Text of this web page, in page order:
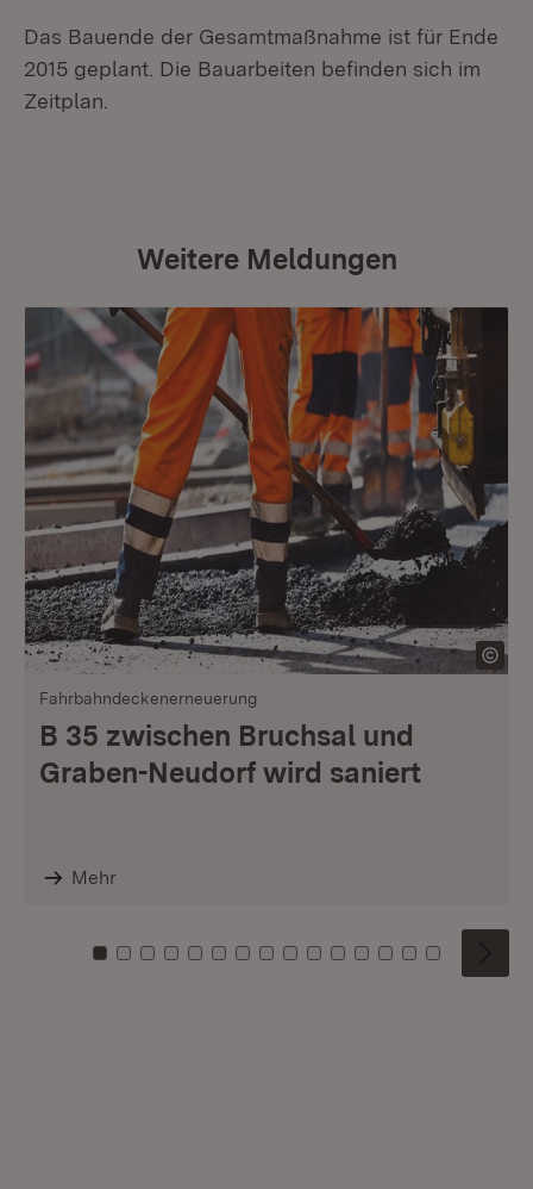
Das Bauende der Gesamtmaßnahme ist für Ende
2015 geplant. Die Bauarbeiten befinden sich im
Zeitplan.
Weitere Meldungen
Fahrbahndeckenerneuerung
B 35 zwischen Bruchsal und
Graben-Neudorf wird saniert
Mehr
Zu Kachel: 0
Zu Kachel: 1
Zu Kachel: 2
Zu Kachel: 3
Zu Kachel: 4
Zu Kachel: 5
Zu Kachel: 6
Zu Kachel: 7
Zu Kachel: 8
Zu Kachel: 9
Zu Kachel: 10
Zu Kachel: 11
Zu Kachel: 12
Zu Kachel:
Zu